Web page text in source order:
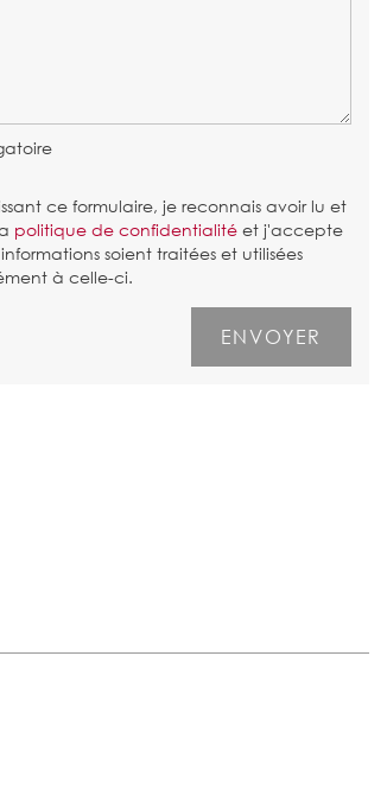
ce formulaire, je reconnais avoir lu et
politique de confidentialitéet j'accepte
soient traitées et utilisées
à celle-ci.